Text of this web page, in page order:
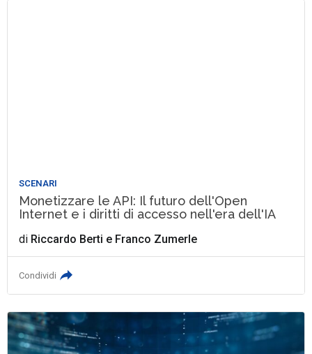
SCENARI
Monetizzare le API: Il futuro dell'Open
Internet e i diritti di accesso nell'era dell'IA
di Riccardo Berti e Franco Zumerle
Condividi